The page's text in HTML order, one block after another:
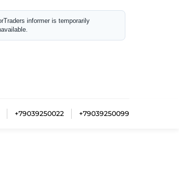
+79039250022 +79039250099